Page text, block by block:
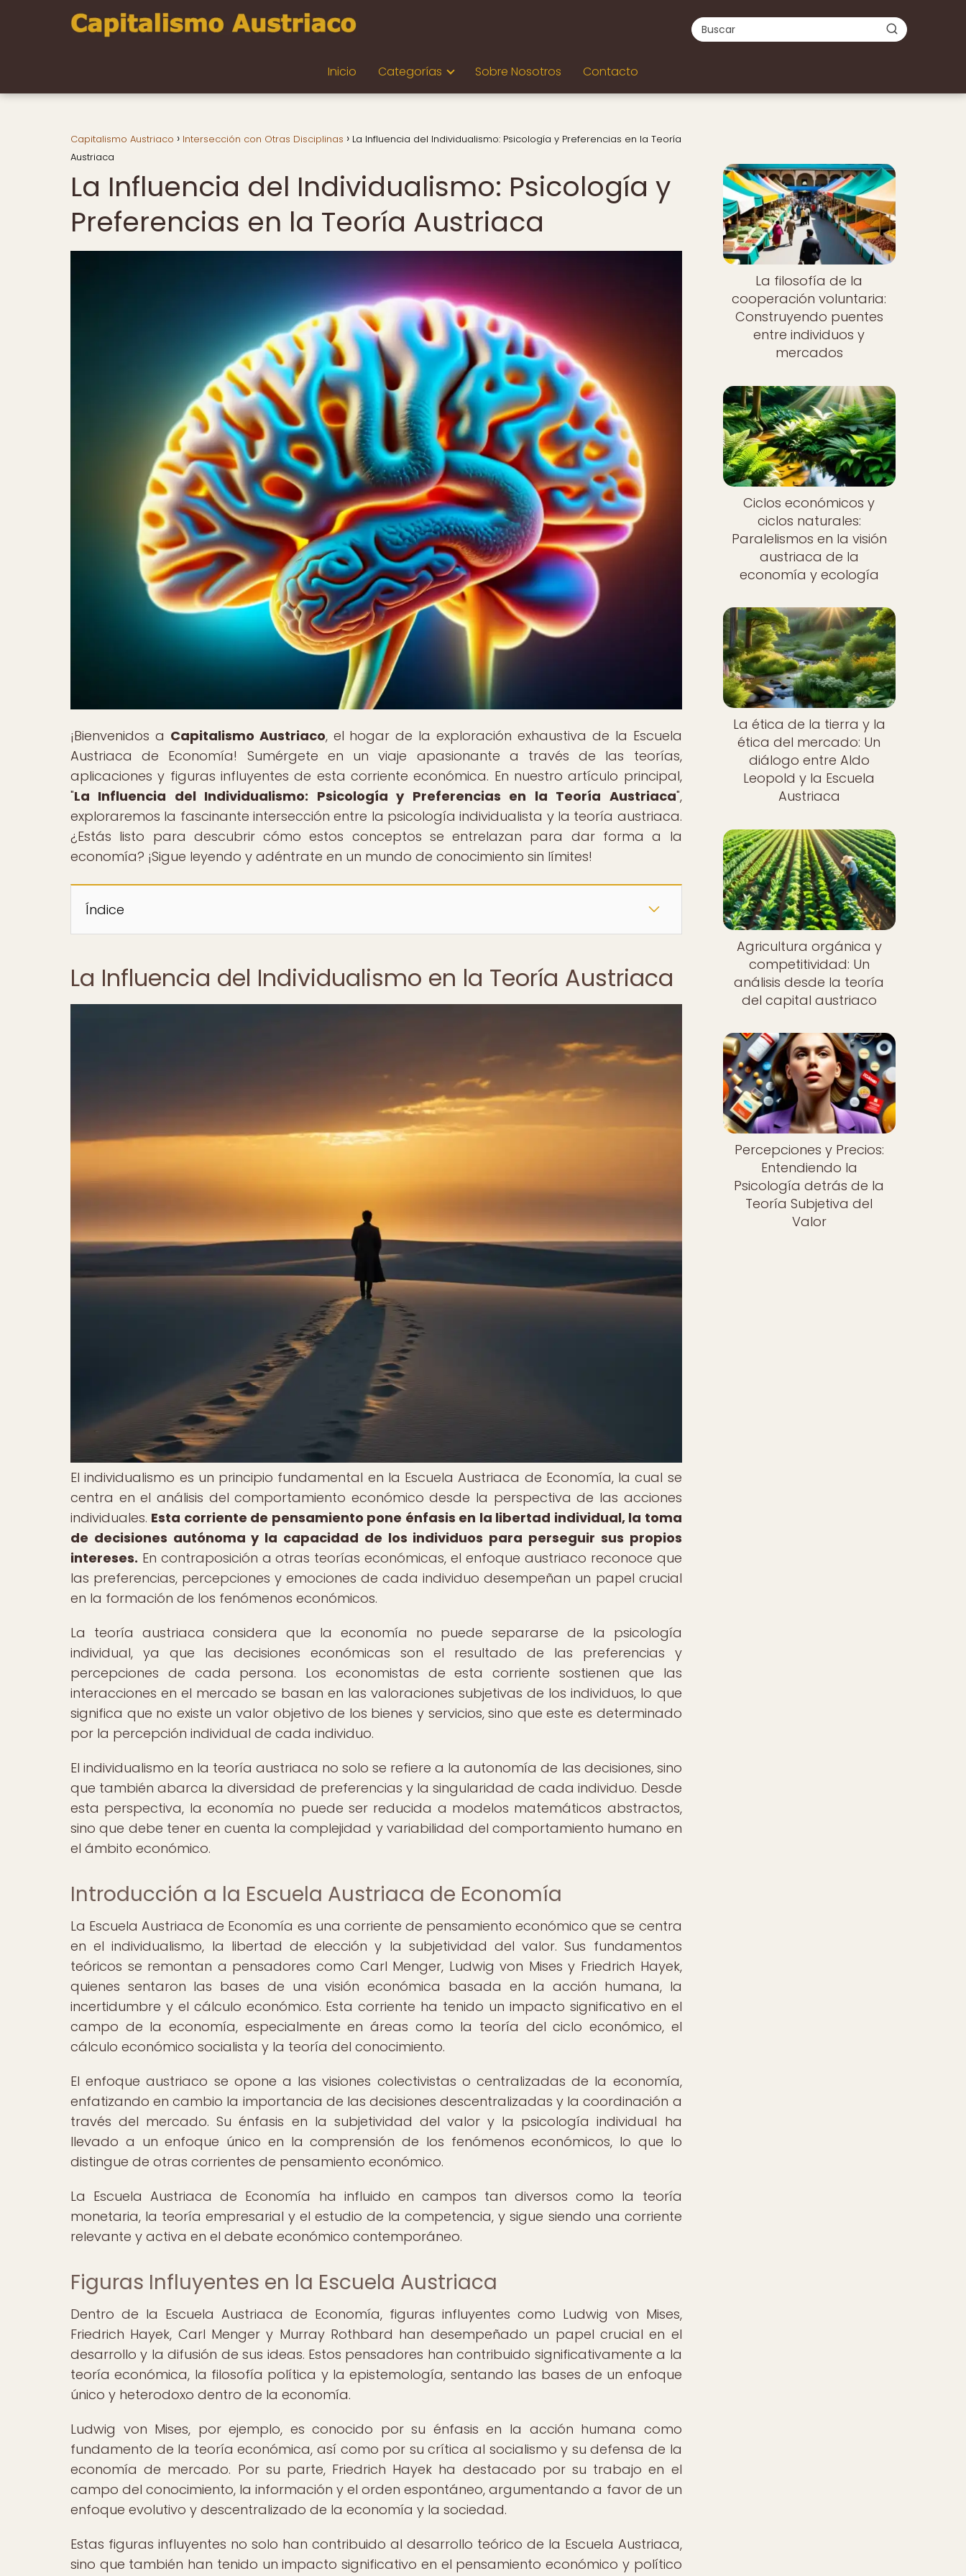
Inicio Categorías Sobre Nosotros Contacto
Capitalismo Austriaco Intersección con Otras Disciplinas
La Influencia del Individualismo: Psicología y Preferencias en la Teoría
Austriaca
La Influencia del Individualismo: Psicología y
Preferencias en la Teoría Austriaca
¡Bienvenidos a Capitalismo Austriaco, el hogar de la exploración exhaustiva de la Escuela
Austriaca de Economía! Sumérgete en un viaje apasionante a través de las teorías,
aplicaciones y figuras influyentes de esta corriente económica. En nuestro artículo principal,
"La Influencia del Individualismo: Psicología y Preferencias en la Teoría Austriaca",
exploraremos la fascinante intersección entre la psicología individualista y la teoría austriaca.
¿Estás listo para descubrir cómo estos conceptos se entrelazan para dar forma a la
economía? ¡Sigue leyendo y adéntrate en un mundo de conocimiento sin límites!
Índice
La Influencia del Individualismo en la Teoría Austriaca
El individualismo es un principio fundamental en la Escuela Austriaca de Economía, la cual se
centra en el análisis del comportamiento económico desde la perspectiva de las acciones
individuales. Esta corriente de pensamiento pone énfasis en la libertad individual, la toma
de decisiones autónoma y la capacidad de los individuos para perseguir sus propios
intereses. En contraposición a otras teorías económicas, el enfoque austriaco reconoce que
las preferencias, percepciones y emociones de cada individuo desempeñan un papel crucial
en la formación de los fenómenos económicos.
La teoría austriaca considera que la economía no puede separarse de la psicología
individual, ya que las decisiones económicas son el resultado de las preferencias y
percepciones de cada persona. Los economistas de esta corriente sostienen que las
interacciones en el mercado se basan en las valoraciones subjetivas de los individuos, lo que
significa que no existe un valor objetivo de los bienes y servicios, sino que este es determinado
por la percepción individual de cada individuo.
El individualismo en la teoría austriaca no solo se refiere a la autonomía de las decisiones, sino
que también abarca la diversidad de preferencias y la singularidad de cada individuo. Desde
esta perspectiva, la economía no puede ser reducida a modelos matemáticos abstractos,
sino que debe tener en cuenta la complejidad y variabilidad del comportamiento humano en
el ámbito económico.
Introducción a la Escuela Austriaca de Economía
La Escuela Austriaca de Economía es una corriente de pensamiento económico que se centra
en el individualismo, la libertad de elección y la subjetividad del valor. Sus fundamentos
teóricos se remontan a pensadores como Carl Menger, Ludwig von Mises y Friedrich Hayek,
quienes sentaron las bases de una visión económica basada en la acción humana, la
incertidumbre y el cálculo económico. Esta corriente ha tenido un impacto significativo en el
campo de la economía, especialmente en áreas como la teoría del ciclo económico, el
cálculo económico socialista y la teoría del conocimiento.
El enfoque austriaco se opone a las visiones colectivistas o centralizadas de la economía,
enfatizando en cambio la importancia de las decisiones descentralizadas y la coordinación a
través del mercado. Su énfasis en la subjetividad del valor y la psicología individual ha
llevado a un enfoque único en la comprensión de los fenómenos económicos, lo que lo
distingue de otras corrientes de pensamiento económico.
La Escuela Austriaca de Economía ha influido en campos tan diversos como la teoría
monetaria, la teoría empresarial y el estudio de la competencia, y sigue siendo una corriente
relevante y activa en el debate económico contemporáneo.
Figuras Influyentes en la Escuela Austriaca
Dentro de la Escuela Austriaca de Economía, figuras influyentes como Ludwig von Mises,
Friedrich Hayek, Carl Menger y Murray Rothbard han desempeñado un papel crucial en el
desarrollo y la difusión de sus ideas. Estos pensadores han contribuido significativamente a la
teoría económica, la filosofía política y la epistemología, sentando las bases de un enfoque
único y heterodoxo dentro de la economía.
Ludwig von Mises, por ejemplo, es conocido por su énfasis en la acción humana como
fundamento de la teoría económica, así como por su crítica al socialismo y su defensa de la
economía de mercado. Por su parte, Friedrich Hayek ha destacado por su trabajo en el
campo del conocimiento, la información y el orden espontáneo, argumentando a favor de un
enfoque evolutivo y descentralizado de la economía y la sociedad.
Estas figuras influyentes no solo han contribuido al desarrollo teórico de la Escuela Austriaca,
sino que también han tenido un impacto significativo en el pensamiento económico y político
Nuevo
La filosofía de la
cooperación voluntaria:
Construyendo puentes
entre individuos y
mercados
Nuevo
Ciclos económicos y
ciclos naturales:
Paralelismos en la visión
austriaca de la
economía y ecología
La ética de la tierra y la
ética del mercado: Un
diálogo entre Aldo
Leopold y la Escuela
Austriaca
Agricultura orgánica y
competitividad: Un
análisis desde la teoría
del capital austriaco
Percepciones y Precios:
Entendiendo la
Psicología detrás de la
Teoría Subjetiva del
Valor